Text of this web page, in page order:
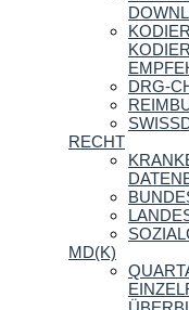
DRG-
RECHT
MD(K)